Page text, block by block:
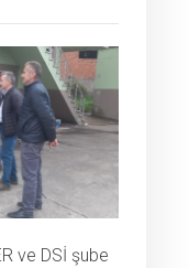
ve DSİ şube